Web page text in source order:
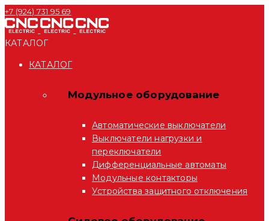
+7 (924) 731 95 69
КАТАЛОГ
КАТАЛОГ
Модульное оборудование
Автоматические выключатели
Выключатели нагрузки и
переключатели
Дифференциальные автоматы
Модульные контакторы
Устройства защитного отключения